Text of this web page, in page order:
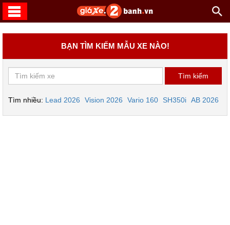
BẠN TÌM KIẾM MẪU XE NÀO!
Tìm nhiều: Lead 2026 Vision 2026 Vario 160 SH350i AB 2026